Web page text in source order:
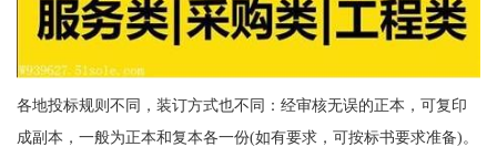
各地投标规则不同，装订方式也不同：经审核无误的正本，可复印
成副本，一般为正本和复本各一份(如有要求，可按标书要求准备)。